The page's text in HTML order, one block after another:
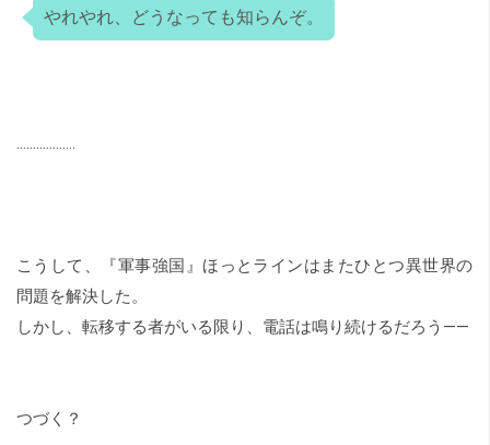
やれやれ、どうなっても知らんぞ。
………………
こうして、『軍事強国』ほっとラインはまたひとつ異世界の
問題を解決した。
しかし、転移する者がいる限り、電話は鳴り続けるだろう――
つづく？